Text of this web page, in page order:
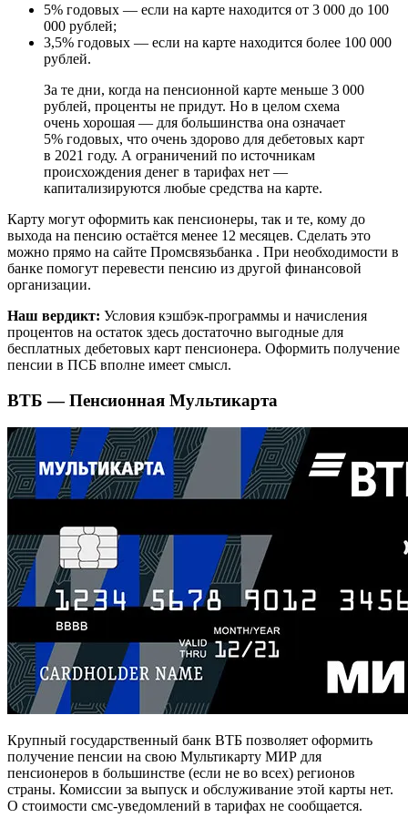
5% годовых — если на карте находится от 3 000 до 100
000 рублей;
3,5% годовых — если на карте находится более 100 000
рублей.
За те дни, когда на пенсионной карте меньше 3 000
рублей, проценты не придут. Но в целом схема
очень хорошая — для большинства она означает
5% годовых, что очень здорово для дебетовых карт
в 2021 году. А ограничений по источникам
происхождения денег в тарифах нет —
капитализируются любые средства на карте.
Карту могут оформить как пенсионеры, так и те, кому до
выхода на пенсию остаётся менее 12 месяцев. Сделать это
можно прямо на сайте Промсвязьбанка . При необходимости в
банке помогут перевести пенсию из другой финансовой
организации.
Наш вердикт: Условия кэшбэк-программы и начисления
процентов на остаток здесь достаточно выгодные для
бесплатных дебетовых карт пенсионера. Оформить получение
пенсии в ПСБ вполне имеет смысл.
ВТБ — Пенсионная Мультикарта
Крупный государственный банк ВТБ позволяет оформить
получение пенсии на свою Мультикарту МИР для
пенсионеров в большинстве (если не во всех) регионов
страны. Комиссии за выпуск и обслуживание этой карты нет.
О стоимости смс-уведомлений в тарифах не сообщается.